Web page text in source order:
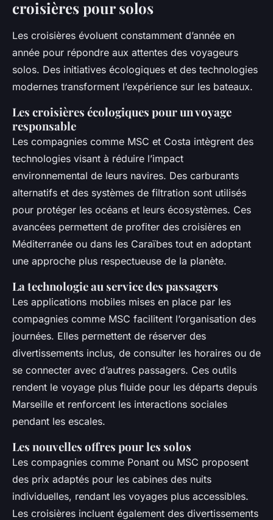
croisières pour solos
Les croisières évoluent constamment d’année en
année pour répondre aux attentes des voyageurs
solos. Des initiatives écologiques et des technologies
modernes transforment l’expérience sur les bateaux.
Les croisières écologiques pour un voyage
responsable
Les compagnies comme MSC et Costa intègrent des
technologies visant à réduire l’impact
environnemental de leurs navires. Des carburants
alternatifs et des systèmes de filtration sont utilisés
pour protéger les océans et leurs écosystèmes. Ces
avancées permettent de profiter des croisières en
Méditerranée ou dans les Caraïbes tout en adoptant
une approche plus respectueuse de la planète.
La technologie au service des passagers
Les applications mobiles mises en place par les
compagnies comme MSC facilitent l’organisation des
journées. Elles permettent de réserver des
divertissements inclus, de consulter les horaires ou de
se connecter avec d’autres passagers. Ces outils
rendent le voyage plus fluide pour les départs depuis
Marseille et renforcent les interactions sociales
pendant les escales.
Les nouvelles offres pour les solos
Les compagnies comme Ponant ou MSC proposent
des prix adaptés pour les cabines des nuits
individuelles, rendant les voyages plus accessibles.
Les croisières incluent également des divertissements